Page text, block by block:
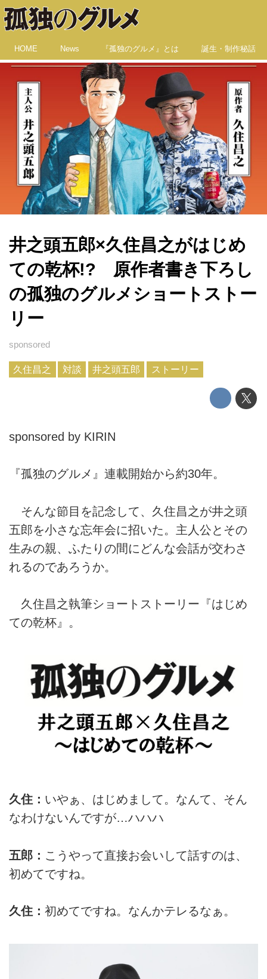
HOME News 『孤独のグルメ』とは 誕生・制作秘話
井之頭五郎×久住昌之がはじめ
ての乾杯!? 原作者書き下ろし
の孤独のグルメショートストー
リー
久住昌之 対談 井之頭五郎 ストーリー
sponsored by KIRIN
『孤独のグルメ』連載開始から約30年。
そんな節目を記念して、久住昌之が井之頭
五郎を小さな忘年会に招いた。主人公とその
生みの親、ふたりの間にどんな会話が交わさ
れるのであろうか。
久住昌之執筆ショートストーリー『はじめ
ての乾杯』。
久住： いやぁ、はじめまして。なんて、そん
なわけないんですが…ハハハ
五郎： こうやって直接お会いして話すのは、
初めてですね。
久住： 初めてですね。なんかテレるなぁ。